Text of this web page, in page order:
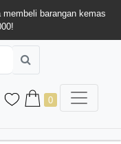
barangan kemas
0